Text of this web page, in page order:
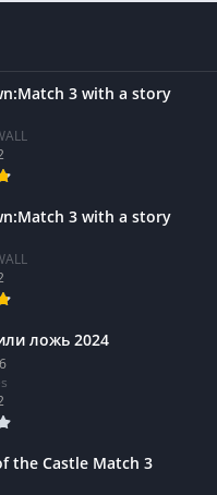
3 with a story
3 with a story
ложь 2024
the Castle Match 3